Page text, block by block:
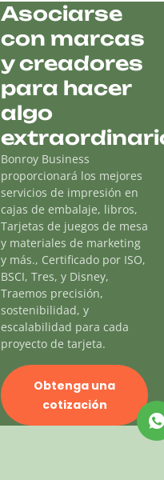
Asociarse
con marcas
y creadores
para hacer
algo
Bonroy Business
proporcionará los mejores
servicios de impresión en
cajas de embalaje, libros,
Tarjetas de juegos de mesa
y materiales de marketing
y más., Certificado por ISO,
BSCI, Tres, y Disney,
Traemos precisión,
sostenibilidad, y
escalabilidad para cada
proyecto de tarjeta.
Obtenga una
cotización